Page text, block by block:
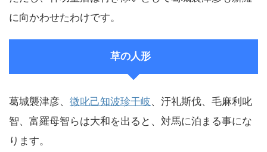
に向かわせたわけです。
草の人形
葛城襲津彦、 微叱己知波珍干岐、汙礼斯伐、毛麻利叱
智、富羅母智らは大和を出ると、対馬に泊まる事にな
ります。